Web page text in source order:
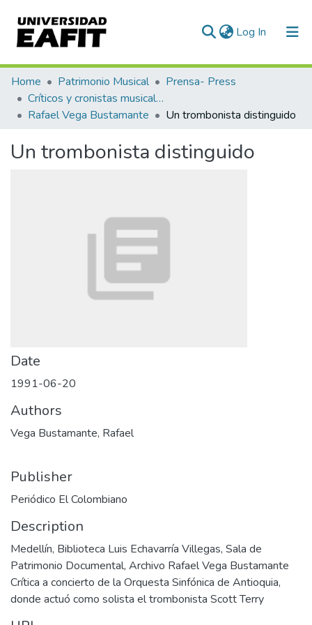
Log In (current)
Communities & Collections
All of DSpace
Home Patrimonio Musical
Prensa- Press
Críticos y cronistas musicales
Rafael Vega Bustamante
Un trombonista distinguido
Un trombonista distinguido
Date
1991-06-20
Authors
Vega Bustamante, Rafael
Publisher
Periódico El Colombiano
Description
Medellín, Biblioteca Luis Echavarría Villegas, Sala de
Patrimonio Documental, Archivo Rafael Vega Bustamante
Crítica a concierto de la Orquesta Sinfónica de Antioquia,
donde actuó como solista el trombonista Scott Terry